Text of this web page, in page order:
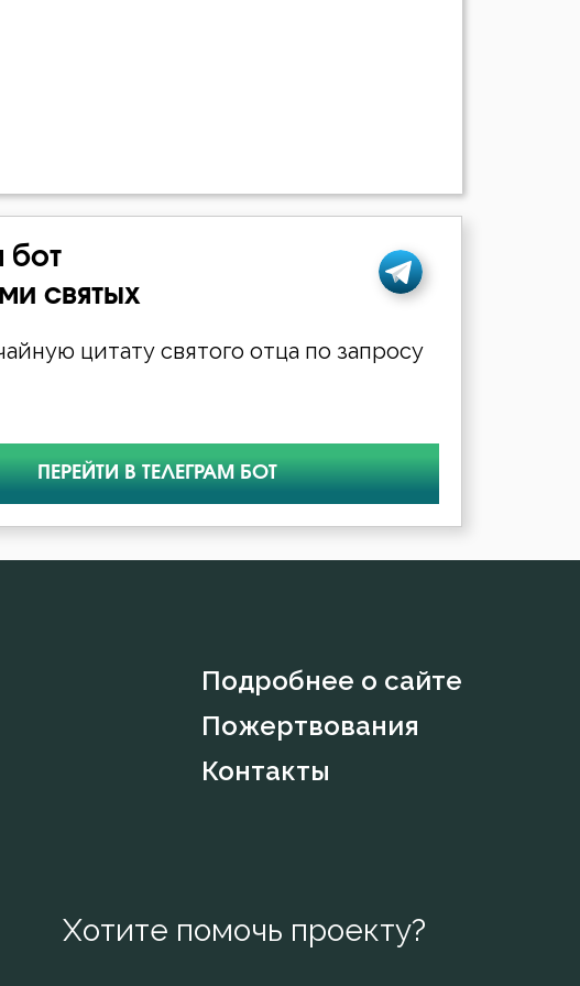
бот
святых
цитату святого отца по запросу
ПЕРЕЙТИ В ТЕЛЕГРАМ БОТ
Подробнее о сайте
Пожертвования
Контакты
Хотите помочь проекту?